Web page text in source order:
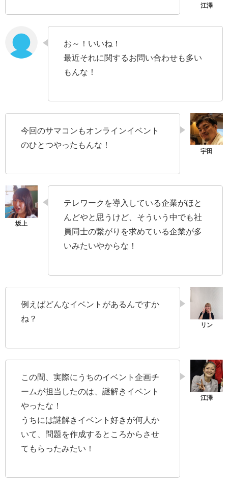
お～！いいね！
最近それに関するお問い合わせも多い
もんな！
今回のサマコンもオンラインイベント
のひとつやったもんな！
テレワークを導入している企業がほと
んどやと思うけど、そういう中でも社
員同士の繋がりを求めている企業が多
いみたいやからな！
例えばどんなイベントがあるんですか
ね？
この間、実際にうちのイベント企画チ
ームが担当したのは、謎解きイベント
やったな！
うちには謎解きイベント好きが何人か
いて、問題を作成するところからさせ
てもらったみたい！